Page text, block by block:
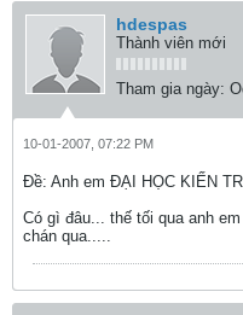
hdespas
Thành viên mới
Tham gia ngày:
10-01-2007, 07:22 PM
Ðề: Anh em ĐẠI HỌC KIẾN
Có gì đâu... thế tối qua anh
chán qua.....